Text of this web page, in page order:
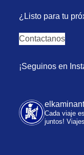
¿Listo para tu
Contactanos
¡Seguinos en
Cada viaje
juntos!